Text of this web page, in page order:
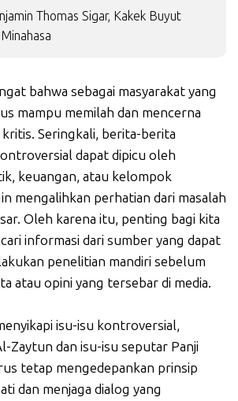
Thomas Sigar, Kakek Buyut
bahwa sebagai masyarakat yang
mampu memilah dan mencerna
Seringkali, berita-berita
dapat dipicu oleh
keuangan, atau kelompok
mengalihkan perhatian dari masalah
Oleh karena itu, penting bagi kita
informasi dari sumber yang dapat
penelitian mandiri sebelum
atau opini yang tersebar di media.
isu-isu kontroversial,
Zaytun dan isu-isu seputar Panji
tetap mengedepankan prinsip
dan menjaga dialog yang